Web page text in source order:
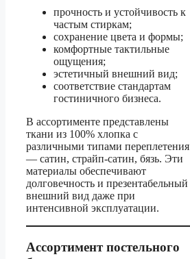
прочность и устойчивость к
частым стиркам;
сохранение цвета и формы;
комфортные тактильные
ощущения;
эстетичный внешний вид;
соответствие стандартам
гостиничного бизнеса.
В ассортименте представлены
ткани из 100% хлопка с
различными типами переплетения
— сатин, страйп-сатин, бязь. Эти
материалы обеспечивают
долговечность и презентабельный
внешний вид даже при
интенсивной эксплуатации.
Ассортимент постельного